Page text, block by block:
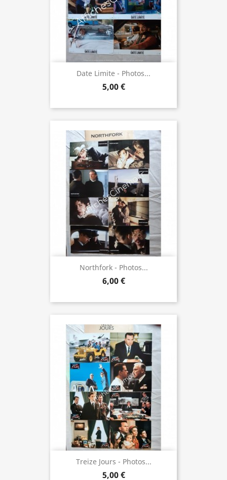
Date Limite - Photos...
5,00 €
Northfork - Photos...
6,00 €
Treize Jours - Photos...
5,00 €